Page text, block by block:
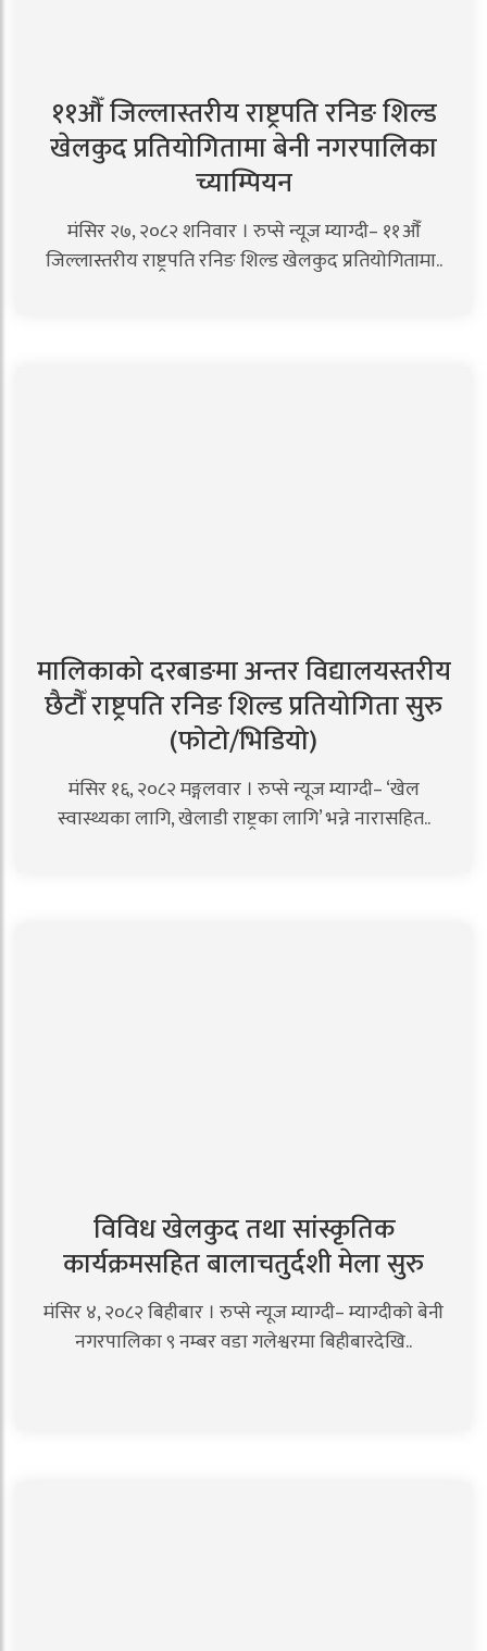
११औँ जिल्लास्तरीय राष्ट्रपति रनिङ शिल्ड
खेलकुद प्रतियोगितामा बेनी नगरपालिका
च्याम्पियन
मंसिर २७, २०८२ शनिवार । रुप्से न्यूज म्याग्दी– ११औँ
जिल्लास्तरीय राष्ट्रपति रनिङ शिल्ड खेलकुद प्रतियोगितामा..
मालिकाको दरबाङमा अन्तर विद्यालयस्तरीय
छैटौँ राष्ट्रपति रनिङ शिल्ड प्रतियोगिता सुरु
(फोटो/भिडियो)
मंसिर १६, २०८२ मङ्गलवार । रुप्से न्यूज म्याग्दी– ‘खेल
स्वास्थ्यका लागि, खेलाडी राष्ट्रका लागि’ भन्ने नारासहित..
विविध खेलकुद तथा सांस्कृतिक
कार्यक्रमसहित बालाचतुर्दशी मेला सुरु
मंसिर ४, २०८२ बिहीबार । रुप्से न्यूज म्याग्दी– म्याग्दीको बेनी
नगरपालिका ९ नम्बर वडा गलेश्वरमा बिहीबारदेखि..